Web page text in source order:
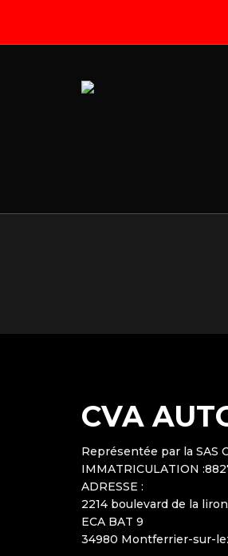
CVA
Représentée par la SAS
IMMATRICULATION
ADRESSE :
2214 boulevard de la
ECA BAT 9
34980 Montferrier-sur-